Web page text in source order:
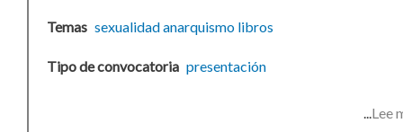
Temas sexualidadanarquismo libros
Tipo de convocatoria presentación
Lee